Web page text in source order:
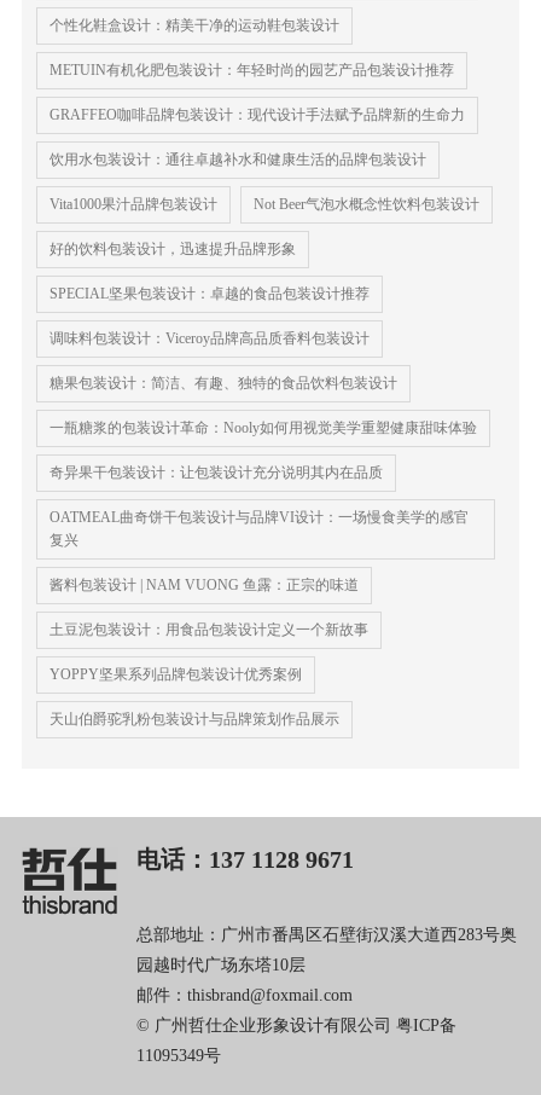
个性化鞋盒设计：精美干净的运动鞋包装设计
METUIN有机化肥包装设计：年轻时尚的园艺产品包装设计推荐
GRAFFEO咖啡品牌包装设计：现代设计手法赋予品牌新的生命力
饮用水包装设计：通往卓越补水和健康生活的品牌包装设计
Vita1000果汁品牌包装设计 Not Beer气泡水概念性饮料包装设计
好的饮料包装设计，迅速提升品牌形象
SPECIAL坚果包装设计：卓越的食品包装设计推荐
调味料包装设计：Viceroy品牌高品质香料包装设计
糖果包装设计：简洁、有趣、独特的食品饮料包装设计
一瓶糖浆的包装设计革命：Nooly如何用视觉美学重塑健康甜味体验
奇异果干包装设计：让包装设计充分说明其内在品质
OATMEAL曲奇饼干包装设计与品牌VI设计：一场慢食美学的感官
复兴
酱料包装设计 | NAM VUONG 鱼露：正宗的味道
土豆泥包装设计：用食品包装设计定义一个新故事
YOPPY坚果系列品牌包装设计优秀案例
天山伯爵驼乳粉包装设计与品牌策划作品展示
电话：137 1128 9671
总部地址：广州市番禺区石壁街汉溪大道西283号奥
园越时代广场东塔10层
邮件：thisbrand@foxmail.com
© 广州哲仕企业形象设计有限公司 粤ICP备
11095349号